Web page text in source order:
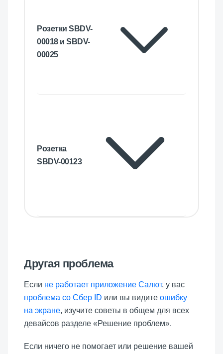
Розетки SBDV-
00018 и SBDV-
00025
Розетка
SBDV-00123
Другая проблема
Если не работает приложение Салют, у вас
проблема со Сбер ID или вы видите ошибку
на экране, изучите советы в общем для всех
девайсов разделе «Решение проблем».
Если ничего не помогает или решение вашей